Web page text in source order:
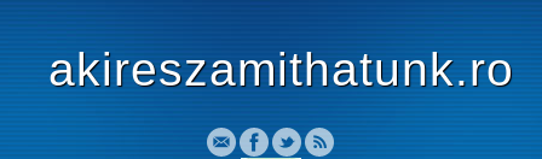
akireszamithatunk.ro